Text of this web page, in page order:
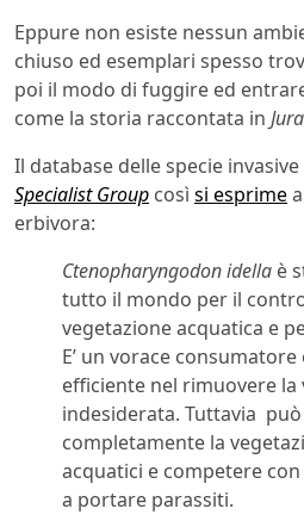
Eppure non esiste nessun
chiuso ed esemplari spesso
poi il modo di fuggire ed
come la storia raccontata in
Il database delle specie invasive
Specialist Group così si esprime
erbivora:
Ctenopharyngodon idella è
tutto il mondo per il
vegetazione acquatica e
E’ un vorace
efficiente nel rimuovere la
indesiderata. Tuttavia
completamente la
acquatici e competere
a portare parassiti.